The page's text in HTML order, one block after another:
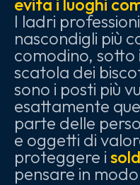
evita i luoghi
I ladri
nascondigli più
comodino, sotto
scatola dei
sono i posti più
esattamente
parte delle
e oggetti di
proteggere i
pensare in